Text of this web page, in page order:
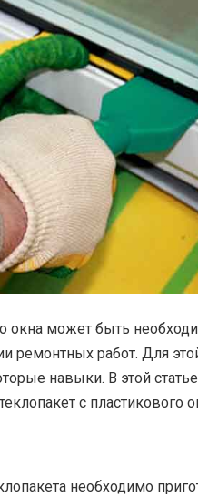
окна может быть
ремонтных работ. Для
навыки. В этой
с пластикового
необходимо